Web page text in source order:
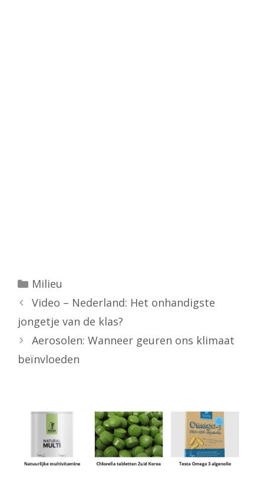
Categorieën
Milieu
Video – Nederland: Het onhandigste
jongetje van de klas?
Aerosolen: Wanneer geuren ons klimaat
beïnvloeden